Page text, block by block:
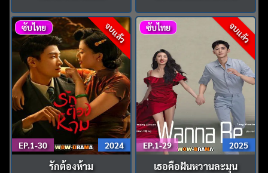
จบแล้ว
ซับไทย
EP.1-30 2024
รักต้องห้าม
จบแล้ว
ซับไทย
EP.1-29 2025
เธอคือฝันหวานละมุน